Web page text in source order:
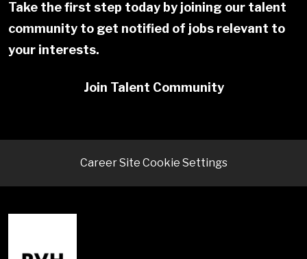
Take the first step today by joining our talent
community to get notified of jobs relevant to
your interests.
Join Talent Community
Career Site Cookie Settings